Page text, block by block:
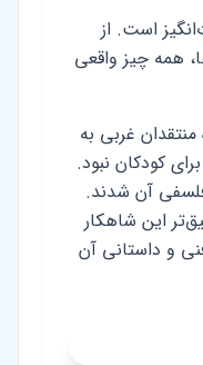
است. از
همه چیز واقعی
غربی به
کودکان نبود.
آن شدند.
این شاهکار
و داستانی آن